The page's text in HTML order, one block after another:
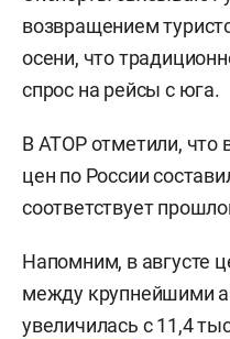
возвращением
осени, что
спрос на рейсы с юга.
В АТОР отметили, что
цен по России
соответствует
Напомним, в августе
между крупнейшими
увеличилась с 11,4